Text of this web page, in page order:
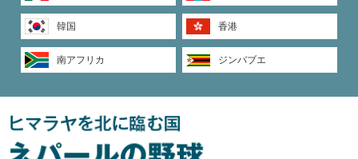
韓国 香港
南アフリカ ジンバブエ